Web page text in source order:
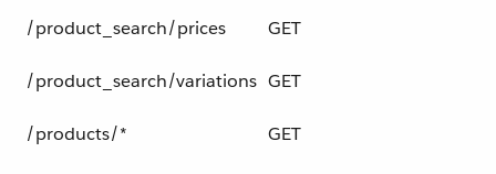
/product_search/prices GET
/product_search/variations GET
/products/* GET